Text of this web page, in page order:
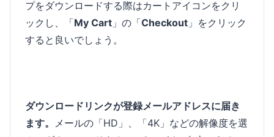
プをダウンロードする際はカートアイコンをクリ
ックし、「My Cart 」の「Checkout 」をクリック
すると良いでしょう。
ダウンロードリンクが登録メールアドレスに届き
ます。 メールの「HD」、「4K」などの解像度を選